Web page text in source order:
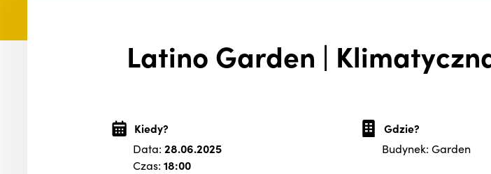
Latino Garden |
Kiedy?
Data: 28.06.2025
Czas: 18:00
Gdzie?
Budynek: Garden